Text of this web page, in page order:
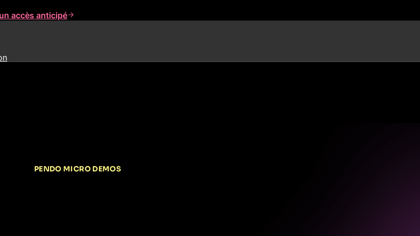
accès anticipé
PENDO MICRO DEMOS